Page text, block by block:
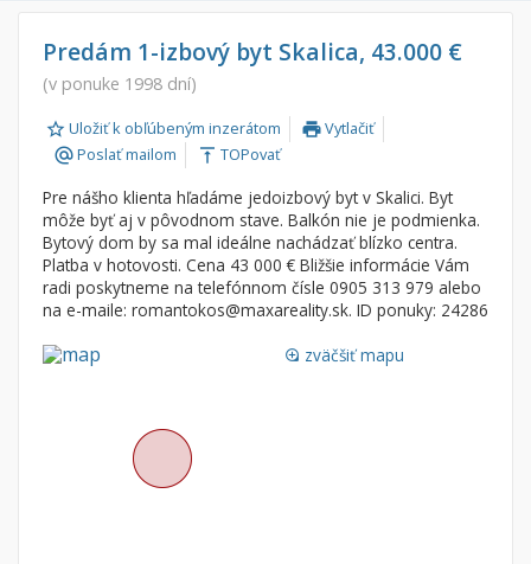
Predaj
Prenájom
Od:
Do:
Lokalita
×
×
Trnavský (kraj)
Byt
Dvojgarsónky
Dom
Predám 1-izbový byt Skalica, 43.000 €
(v ponuke 1998 dní)
Uložiť k obľúbeným inzerátom printVytlačiť
alternate_emailPoslať mailom vertical_align_top TOPovať
Pre nášho klienta hľadáme jedoizbový byt v Skalici. Byt
môže byť aj v pôvodnom stave. Balkón nie je podmienka.
Bytový dom by sa mal ideálne nachádzať blízko centra.
Platba v hotovosti. Cena 43 000 € Bližšie informácie Vám
radi poskytneme na telefónnom čísle 0905 313 979 alebo
na e-maile: romantokos@maxareality.sk. ID ponuky: 24286
loupe zväčšiť mapu